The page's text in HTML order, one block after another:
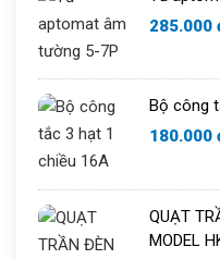
285.000
Bộ công
180.000
QUẠT
MODEL